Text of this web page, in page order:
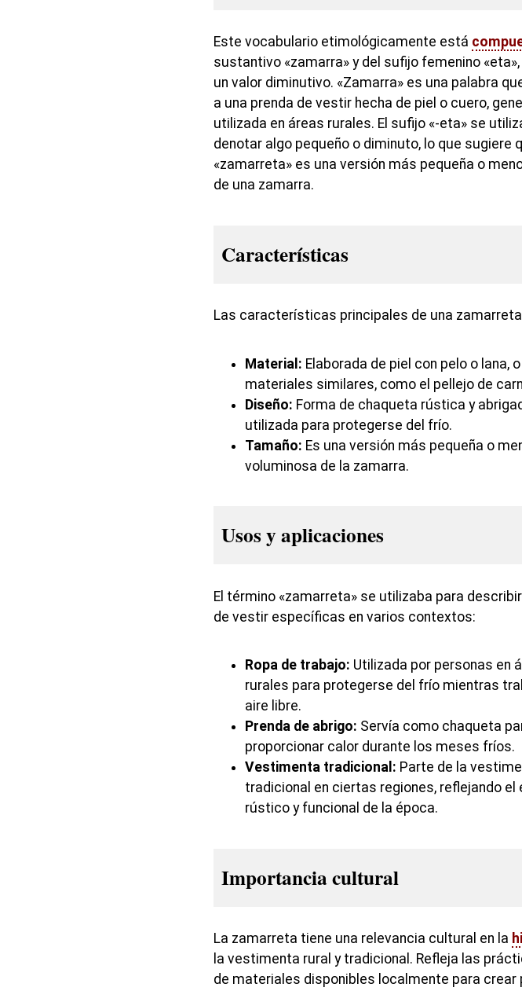
Este vocabulario etimológicamente está
sustantivo «zamarra» y del sufijo femenino
un valor diminutivo. «Zamarra» es una palabra
a una prenda de vestir hecha de piel o cuero,
utilizada en áreas rurales. El sufijo «-eta» se
denotar algo pequeño o diminuto, lo que sugiere
«zamarreta» es una versión más pequeña o
de una zamarra.
Características
Las características principales de una zamarreta
Material: Elaborada de piel con pelo o lana, o
materiales similares, como el pellejo de
Diseño: Forma de chaqueta rústica y
utilizada para protegerse del frío.
Tamaño: Es una versión más pequeña o
voluminosa de la zamarra.
Usos y aplicaciones
El término «zamarreta» se utilizaba para
de vestir específicas en varios contextos:
Ropa de trabajo: Utilizada por personas en
rurales para protegerse del frío mientras
aire libre.
Prenda de abrigo: Servía como chaqueta
proporcionar calor durante los meses fríos.
Vestimenta tradicional: Parte de la
tradicional en ciertas regiones, reflejando el
rústico y funcional de la época.
Importancia cultural
La zamarreta tiene una relevancia cultural en la
la vestimenta rural y tradicional. Refleja las
de materiales disponibles localmente para crear